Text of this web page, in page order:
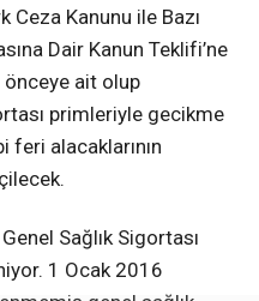
Ceza Kanunu ile Bazı
Dair Kanun Teklifi’ne
ait olup
primleriyle gecikme
feri alacaklarının
Sağlık Sigortası
1 Ocak 2016